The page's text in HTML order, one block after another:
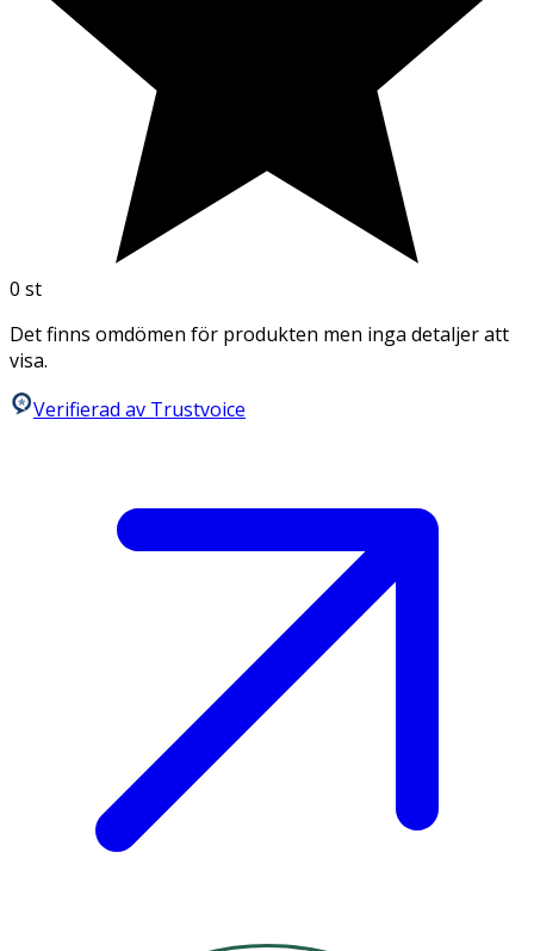
0 st
Det finns omdömen för produkten men inga detaljer att
visa.
Verifierad av Trustvoice